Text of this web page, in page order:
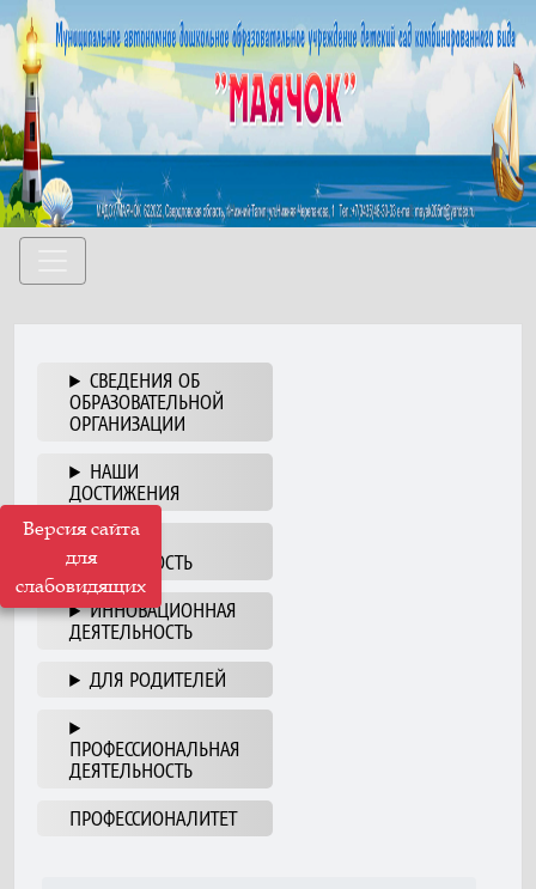
Версия сайта
для
слабовидящих
СВЕДЕНИЯ ОБ
ОБРАЗОВАТЕЛЬНОЙ
ОРГАНИЗАЦИИ
НАШИ
ДОСТИЖЕНИЯ
НАША
ДЕЯТЕЛЬНОСТЬ
ИННОВАЦИОННАЯ
ДЕЯТЕЛЬНОСТЬ
ДЛЯ РОДИТЕЛЕЙ
ПРОФЕССИОНАЛЬНАЯ
ДЕЯТЕЛЬНОСТЬ
ПРОФЕССИОНАЛИТЕТ